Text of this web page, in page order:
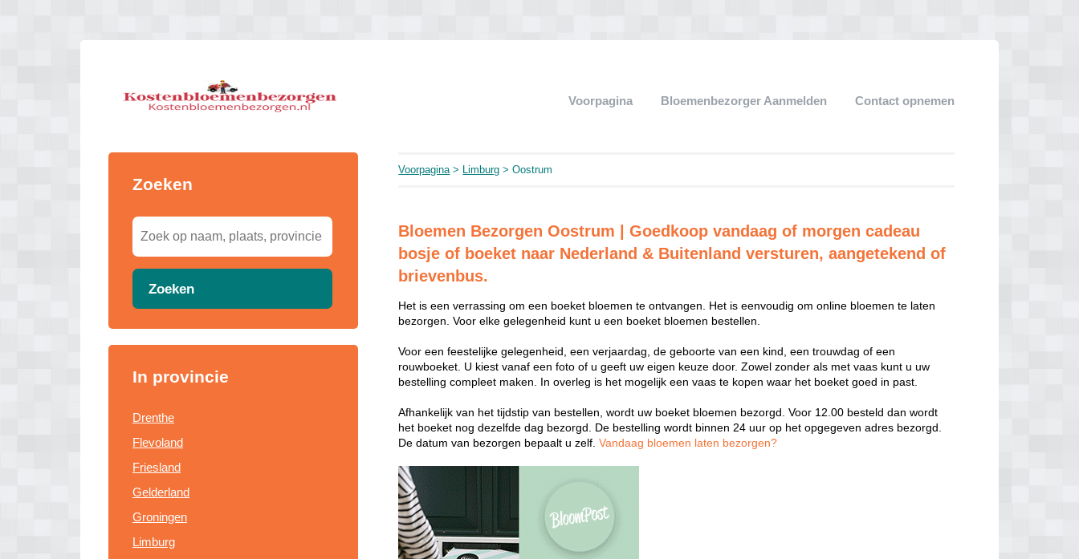
Voorpagina Bloemenbezorger Aanmelden Contact opnemen
Zoeken
Zoeken
In provincie
Drenthe
Flevoland
Friesland
Gelderland
Groningen
Limburg
Voorpagina> Limburg > Oostrum
Bloemen Bezorgen Oostrum | Goedkoop vandaag of morgen cadeau
bosje of boeket naar Nederland & Buitenland versturen, aangetekend of
brievenbus.
Het is een verrassing om een boeket bloemen te ontvangen. Het is eenvoudig om online bloemen te laten
bezorgen. Voor elke gelegenheid kunt u een boeket bloemen bestellen.
Voor een feestelijke gelegenheid, een verjaardag, de geboorte van een kind, een trouwdag of een
rouwboeket. U kiest vanaf een foto of u geeft uw eigen keuze door. Zowel zonder als met vaas kunt u uw
bestelling compleet maken. In overleg is het mogelijk een vaas te kopen waar het boeket goed in past.
Afhankelijk van het tijdstip van bestellen, wordt uw boeket bloemen bezorgd. Voor 12.00 besteld dan wordt
het boeket nog dezelfde dag bezorgd. De bestelling wordt binnen 24 uur op het opgegeven adres bezorgd.
De datum van bezorgen bepaalt u zelf.Vandaag bloemen laten bezorgen?